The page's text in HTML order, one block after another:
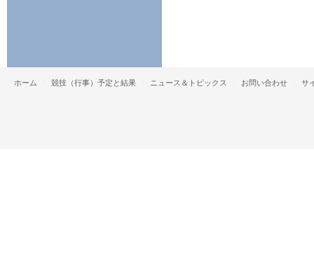
ホーム 競技（行事）予定と結果 ニュース＆トピックス お問い合わせ サ